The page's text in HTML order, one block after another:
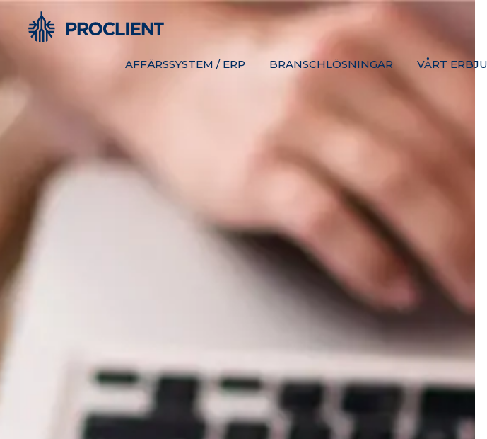
AFFÄRSSYSTEM / ERP BRANSCHLÖSNINGAR VÅRT